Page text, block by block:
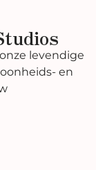
levendige
en